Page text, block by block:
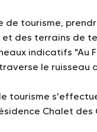
tourisme,
des terrains de
indicatifs "Au
le ruisseau
tourisme
Chalet des